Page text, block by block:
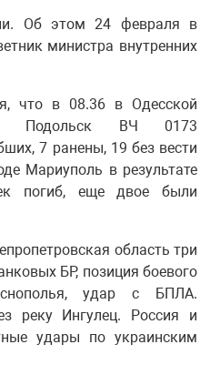
Об этом 24 февраля в
министра внутренних
что в 08.36 в Одесской
Подольск ВЧ 0173
7 ранены, 19 без вести
Мариуполь в результате
погиб, еще двое были
область три
БР, позиция боевого
удар с БПЛА.
реку Ингулец. Россия и
удары по украинским